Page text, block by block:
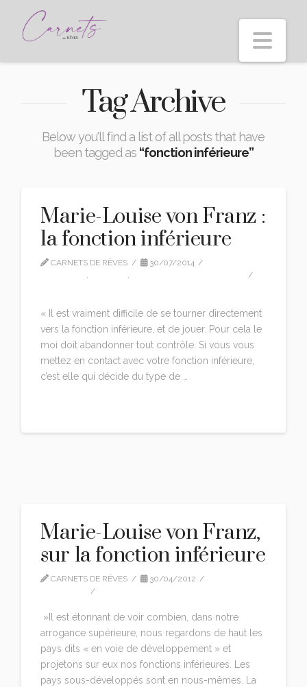
Tag Archive
Below you'll find a list of all posts that have
been tagged as “fonction inférieure”
Marie-Louise von Franz :
la fonction inférieure
CARNETS DE RÊVES
30/07/2014
, ,
« Il est vraiment difficile de se tourner directement
vers la fonction inférieure, et de jouer. Pour cela le
moi doit abandonner tout contrôle. Si vous vous
mettez en contact avec votre fonction inférieure,
c’est elle qui décide du type de …
Marie-Louise von Franz,
sur la fonction inférieure
CARNETS DE RÊVES
30/04/2012
‎ »Il est étonnant de voir combien, dans notre
arrogance supérieure, nous regardons de haut les
pays dits « en voie de développement » et
projetons sur eux nos fonctions inférieures. Les
pays sous-développés sont en nous-mêmes. La